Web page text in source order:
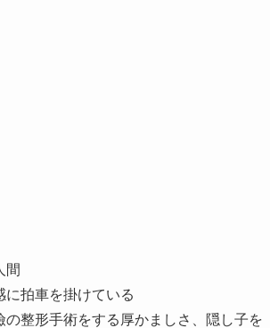
間
に拍車を掛けている
整形手術をする厚かましさ、隠し子を